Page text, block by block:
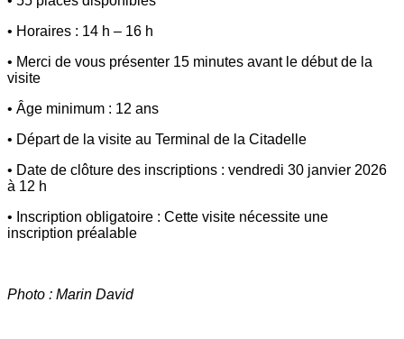
• Horaires : 14 h – 16 h
• Merci de vous présenter 15 minutes avant le début de la
visite
• Âge minimum : 12 ans
• Départ de la visite au Terminal de la Citadelle
• Date de clôture des inscriptions : vendredi 30 janvier 2026
à 12 h
• Inscription obligatoire : Cette visite nécessite une
inscription préalable
Photo : Marin David